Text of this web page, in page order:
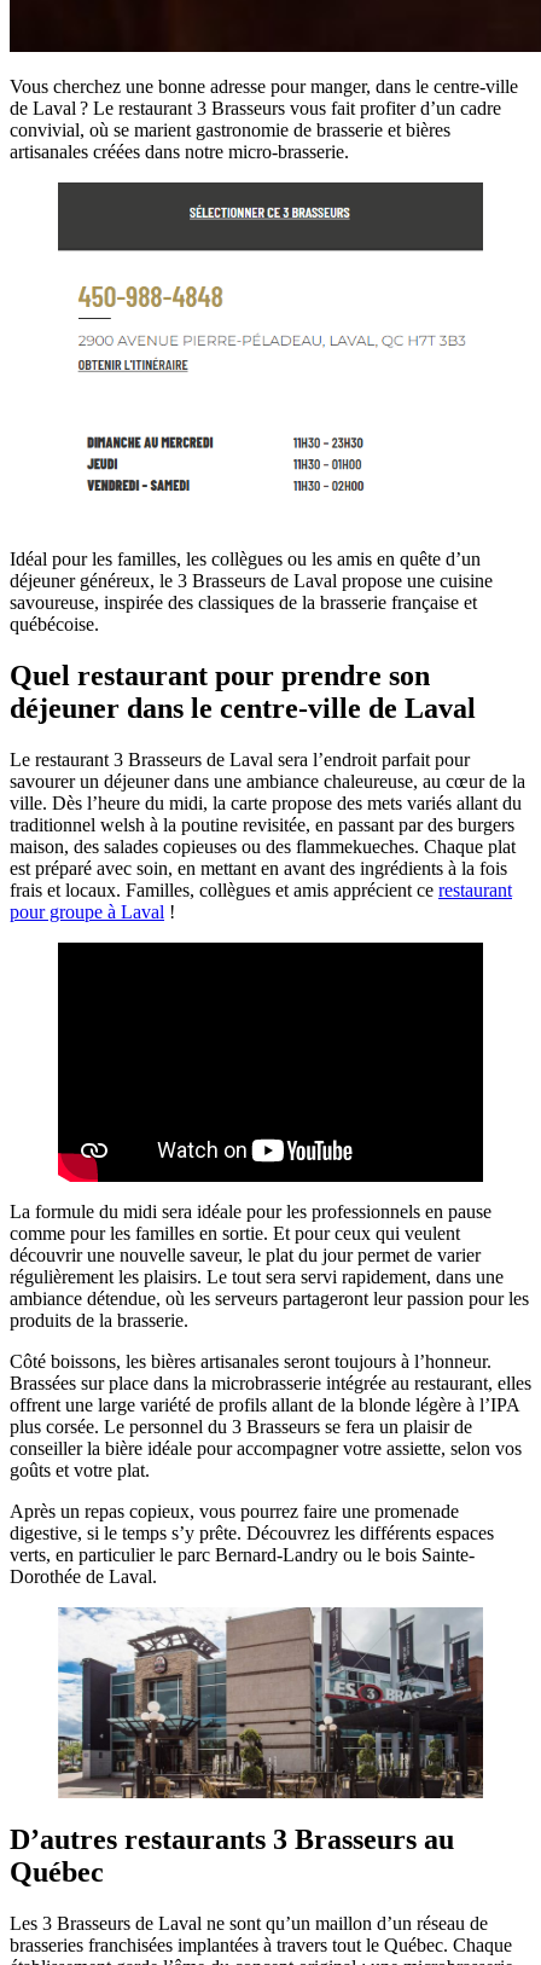
Vous cherchez une bonne adresse pour manger, dans le centre-ville
de Laval ? Le restaurant 3 Brasseurs vous fait profiter d’un cadre
convivial, où se marient gastronomie de brasserie et bières
artisanales créées dans notre micro-brasserie.
Idéal pour les familles, les collègues ou les amis en quête d’un
déjeuner généreux, le 3 Brasseurs de Laval propose une cuisine
savoureuse, inspirée des classiques de la brasserie française et
québécoise.
Quel restaurant pour prendre son
déjeuner dans le centre-ville de Laval
Le restaurant 3 Brasseurs de Laval sera l’endroit parfait pour
savourer un déjeuner dans une ambiance chaleureuse, au cœur de la
ville. Dès l’heure du midi, la carte propose des mets variés allant du
traditionnel welsh à la poutine revisitée, en passant par des burgers
maison, des salades copieuses ou des flammekueches. Chaque plat
est préparé avec soin, en mettant en avant des ingrédients à la fois
frais et locaux. Familles, collègues et amis apprécient ce restaurant
pour groupe à Laval !
La formule du midi sera idéale pour les professionnels en pause
comme pour les familles en sortie. Et pour ceux qui veulent
découvrir une nouvelle saveur, le plat du jour permet de varier
régulièrement les plaisirs. Le tout sera servi rapidement, dans une
ambiance détendue, où les serveurs partageront leur passion pour les
produits de la brasserie.
Côté boissons, les bières artisanales seront toujours à l’honneur.
Brassées sur place dans la microbrasserie intégrée au restaurant, elles
offrent une large variété de profils allant de la blonde légère à l’IPA
plus corsée. Le personnel du 3 Brasseurs se fera un plaisir de
conseiller la bière idéale pour accompagner votre assiette, selon vos
goûts et votre plat.
Après un repas copieux, vous pourrez faire une promenade
digestive, si le temps s’y prête. Découvrez les différents espaces
verts, en particulier le parc Bernard-Landry ou le bois Sainte-
Dorothée de Laval.
D’autres restaurants 3 Brasseurs au
Québec
Les 3 Brasseurs de Laval ne sont qu’un maillon d’un réseau de
brasseries franchisées implantées à travers tout le Québec. Chaque